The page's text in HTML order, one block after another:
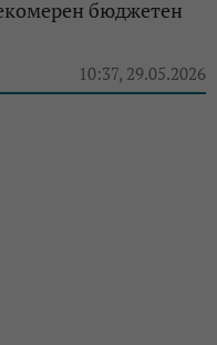
бюджетен
10:37, 29.05.2026